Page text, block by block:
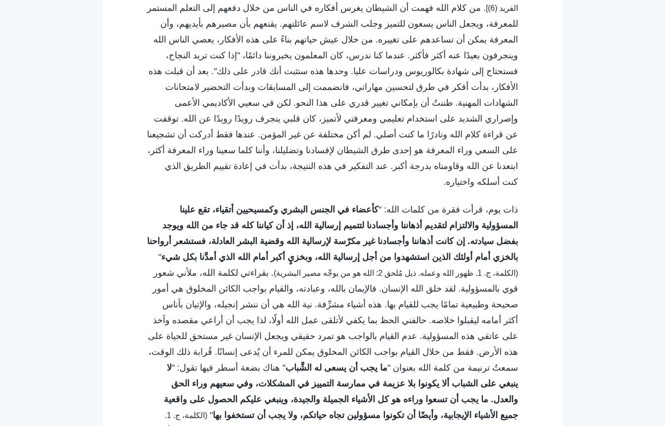
الفريد (6)]
. من كلام الله فهمت أن الشيطان يغرس أفكاره في الناس من خلال دفعهم إلى التعلم المستمر
للمعرفة، ويجعل الناس يسعون للتميز وجلب الشرف لاسم عائلتهم. يقنعهم بأن مصيرهم بأيديهم، وأن
المعرفة يمكن أن تساعدهم على تغييره. من خلال عيش حياتهم بناءً على هذه الأفكار، يعصي الناس الله
وينجرفون بعيدًا عنه أكثر فأكثر. عندما كنا ندرس، كان المعلمون يخبروننا دائمًا، "إذا كنت تريد النجاح،
فستحتاج إلى شهادة بكالوريوس ودراسات عليا. وحدها هذه ستثبت أنك قادر على ذلك". بعد أن قبلت هذه
الأفكار، بدأت أفكر في طرق لتحسين مهاراتي، فانضممت إلى المسابقات وبدأت التحضير لامتحانات
الشهادات المهنية. ظننتُ أن بإمكاني تغيير قدري على هذا النحو. لكن في سعيي الأكاديمي الأعمى
وإصراري الشديد على استخدام تعليمي ومعرفتي لأتميز، كان قلبي ينجرف رويدًا رويدًا عن الله. توقفت
عن قراءة كلام الله ونادرًا ما كنت أصلي. لم أكن مختلفة عن غير المؤمن. عندها فقط أدركت أن تشجيعنا
على السعي وراء المعرفة هو إحدى طرق الشيطان لإفسادنا وتضليلنا، وأننا كلما سعينا وراء المعرفة أكثر،
ابتعدنا عن الله وقاومناه بدرجة أكبر. عند التفكير في هذه النتيجة، بدأت في إعادة تقييم الطريق الذي
كنت أسلكه واختياره.
ذات يوم، قرأت فقرة من كلمات الله: "كأعضاء في الجنس البشري وكمسيحيين أتقياء، تقع علينا
المسؤولية والالتزام لتقديم أذهاننا وأجسادنا لتتميم إرسالية الله، إذ أن كياننا كله قد جاء من الله ويوجد
بفضل سيادته. إن كانت أذهاننا وأجسادنا غير مكرّسة لإرسالية الله وقضية البشر العادلة، فستشعر أرواحنا
بالخزي أمام أولئك الذين استشهدوا من أجل إرسالية الله، وبخزيٍ أكبر أمام الله الذي أمدَّنا بكل شيء"
(الكلمة، ج. 1. ظهور الله وعمله. ذيل مُلحق 2: الله هو من يوجِّه مصير البشرية)
. بقراءتي لكلمة الله، ملأني شعور
قوي بالمسؤولية. لقد خلق الله الإنسان. فالإيمان بالله، وعبادته، والقيام بواجب الكائن المخلوق هي أمور
صحيحة وطبيعية تمامًا يجب للقيام بها. هذه أشياء مشرِّفة. نية الله هي أن ننشر إنجيله، والإتيان بأناس
أكثر أمامه ليقبلوا خلاصه. حالفني الحظ بما يكفي لأتلقى عمل الله أولًا، لذا يجب أن أراعي مقصده وآخذ
على عاتقي هذه المسؤولية. عدم القيام بالواجب هو تمرد حقيقي ويجعل الإنسان غير مستحق للحياة على
هذه الأرض. فقط من خلال القيام بواجب الكائن المخلوق يمكن للمرء أن يُدعى إنسانًا. قُرابة ذلك الوقت،
سمعتُ ترنيمة من كلمة الله بعنوان "ما يجب أن يسعى له الشَّباب" هناك بضعة أسطر فيها تقول: "لا
ينبغي على الشباب ألا يكونوا بلا عزيمة في ممارسة التمييز في المشكلات، وفي سعيهم وراء الحق
والعدل. ما يجب أن تسعوا وراءه هو كل الأشياء الجميلة والجيدة، وينبغي عليكم الحصول على واقعية
جميع الأشياء الإيجابية، وأيضًا أن تكونوا مسؤولين تجاه حياتكم، ولا يجب أن تستخفوا بها" (الكلمة، ج. 1.